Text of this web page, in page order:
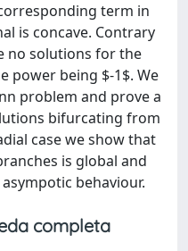
term in
is concave. Contrary
no solutions for the
power being $-1$. We
problem and prove a
bifurcating from
case we show that
is global and
behaviour.
completa